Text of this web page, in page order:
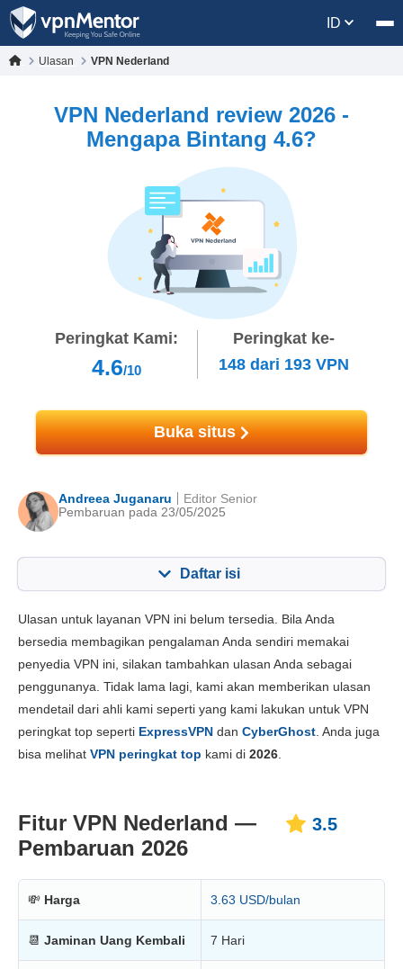
ID
Ulasan VPN Nederland
VPN Nederland review 2026 -
Mengapa Bintang 4.6?
Peringkat Kami:
4.6/10
Peringkat ke-
148dari 193 VPN
Buka situs
Andreea Juganaru
Pembaruan pada 23/05/2025
Editor Senior
Daftar isi
fitur utama 3.5
Instalasi dan App 5.3
Keandalan & Dukungan 3.3
Ulasan untuk layanan VPN ini belum tersedia. Bila Anda
bersedia membagikan pengalaman Anda sendiri memakai
penyedia VPN ini, silakan tambahkan ulasan Anda sebagai
penggunanya. Tidak lama lagi, kami akan memberikan ulasan
mendetail dari ahli kami seperti yang kami lakukan untuk VPN
peringkat top seperti ExpressVPN dan CyberGhost . Anda juga
bisa melihat VPN peringkat top kami di 2026
Fitur VPN Nederland —
Pembaruan 2026
3.5
💸 Harga 3.63 USD/bulan
📆 Jaminan Uang Kembali 7 Hari